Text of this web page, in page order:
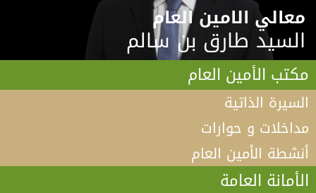
معالي الامين العام
السيد طارق بن سالم
مكتب الأمين العام
السيرة الذاتية
مداخلات و حوارات
أنشطة الأمين العام
الأمانة العامة